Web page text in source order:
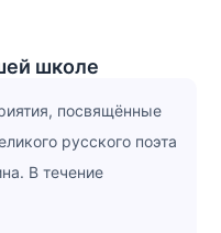
школе
посвящённые
русского поэта
В течение